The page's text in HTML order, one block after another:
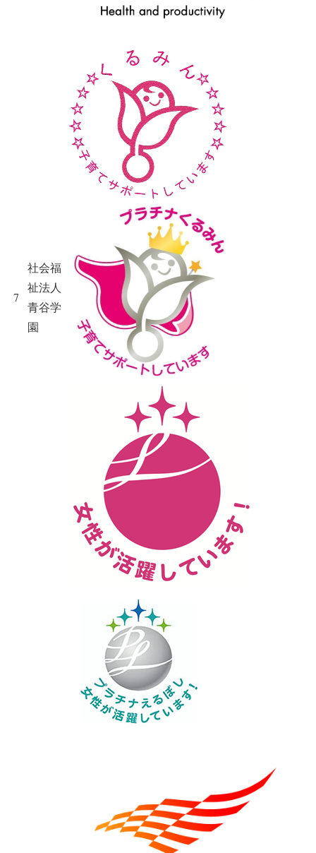
7
社会福
祉法人
青谷学
園